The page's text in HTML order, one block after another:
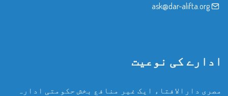
ask@dar-alifta.org
ادارے کی نوعیت
مصری دارالافتاء ایک غیر منافع بخش حکومتی ادارہ